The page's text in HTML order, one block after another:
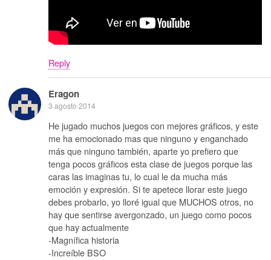
Reply
Eragon
3 agosto 2014
He jugado muchos juegos con mejores gráficos, y este
me ha emocionado mas que ninguno y enganchado
más que ninguno también, aparte yo prefiero que
tenga pocos gráficos esta clase de juegos porque las
caras las imaginas tu, lo cual le da mucha más
emoción y expresión. Si te apetece llorar este juego
debes probarlo, yo lloré igual que MUCHOS otros, no
hay que sentirse avergonzado, un juego como pocos
que hay actualmente
-Magnífica historia
-Increíble BSO